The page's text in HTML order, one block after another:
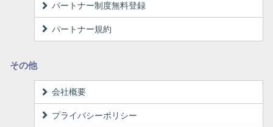
パートナー制度無料登録
パートナー規約
その他
会社概要
プライバシーポリシー